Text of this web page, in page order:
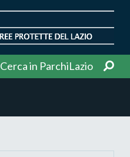
Cerca in ParchiLazio